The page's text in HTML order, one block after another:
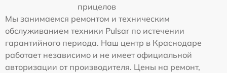
прицелов
Мы занимаемся ремонтом и техническим
обслуживанием техники Pulsar по истечении
гарантийного периода. Наш центр в Краснодаре
работает независимо и не имеет официальной
авторизации от производителя. Цены на ремонт,